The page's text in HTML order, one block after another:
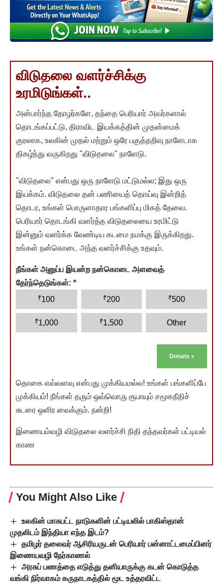
விடுதலை வளர்ச்சிக்கு
உரமிடுங்கள்..
அன்பார்ந்த தோழர்களே, தந்தை பெரியார் அவர்களால்
தொடங்கப்பட்டு, திராவிட இயக்கத்தின் முதன்மைக்
குரலாக, உலகின் முதல் மற்றும் ஒரே பகுத்தறிவு நாளேடாக
திகழ்ந்து வருகிறது "விடுதலை" நாளேடு.
"விடுதலை" என்பது ஒரு நாளேடு மட்டுமல்ல; இது ஒரு
இயக்கம். விடுதலை தன் பணியைத் தொய்வு இன்றித்
தொடர, உங்கள் பொருளாதார பங்களிப்பு மிகத் தேவை.
பெரியார் தொடங்கி வளர்த்த விடுதலையை உரமிட்டு
இன்னும் வளர்க்க வேண்டிய கடமை நமக்கு இருக்கிறது.
உங்கள் நன்கொடை அந்த வளர்ச்சிக்கு உதவும்.
நீங்கள் அனுப்ப இயன்ற நன்கொடை அளவைத்
தேர்ந்தெடுங்கள்: *
₹100 ₹200 ₹500
₹1,000 ₹1,500 Other
Donate »
தொகை எவ்வளவு என்பது முக்கியமல்ல! உங்கள் பங்களிப்பே
முக்கியம்! நீங்கள் தரும் ஒவ்வொரு ரூபாயும் சமூகநீதிச்
சுடரை ஒளிர வைக்கும். நன்றி!
இணையம்வழி விடுதலை வளர்ச்சி நிதி தந்தவர்கள் பட்டியல்
காண
You Might Also Like
உலகின் மாசுபட்ட நாடுகளின் பட்டியலில் பாகிஸ்தான்
முதலிடம் இந்தியா எந்த இடம்?
தமிழர் தலைவர் ஆசிரியருடன் பெரியார் பன்னாட்டமைப்பினர்
இணையவழி நேர்காணல்
அரசுப் பணத்தை எடுத்து தனியாருக்கு கடன் கொடுத்த
வங்கி நிர்வாகம் கருநாடகத்தில் மூட உத்தரவிட்ட